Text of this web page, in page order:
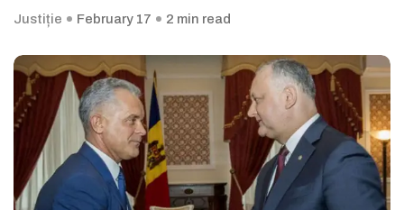
Justiție
February 17 2 min read